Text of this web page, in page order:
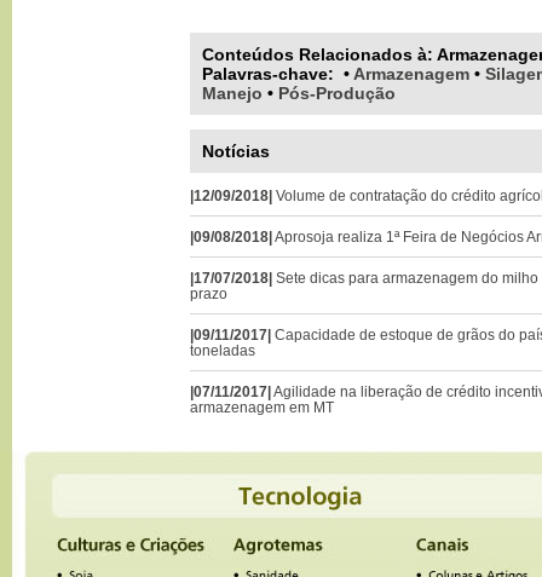
Conteúdos Relacionados à:
Palavras-chave: • Armazenagem •
Manejo • Pós-Produção
Notícias
|12/09/2018| Volume de contratação do crédito
|09/08/2018|Aprosoja realiza 1ª Feira de Negócios
|17/07/2018| Sete dicas para armazenagem do
prazo
|09/11/2017| Capacidade de estoque de grãos do
toneladas
|07/11/2017|Agilidade na liberação de crédito
armazenagem em MT